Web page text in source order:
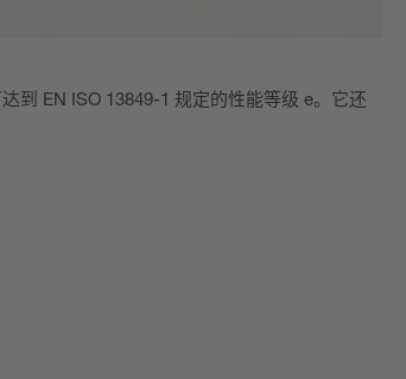
到 EN ISO 13849-1 规定的性能等级 e。它还